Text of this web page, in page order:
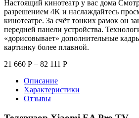
Настоящий кинотеатр у вас дома
разрешением 4K и наслаждайтесь
кинотеатре. За счёт тонких рамок он
передней панели устройства.
«дорисовывает» дополнительные
картинку более плавной.
21 660 Р – 82 111 Р
Описание
Характеристики
Отзывы